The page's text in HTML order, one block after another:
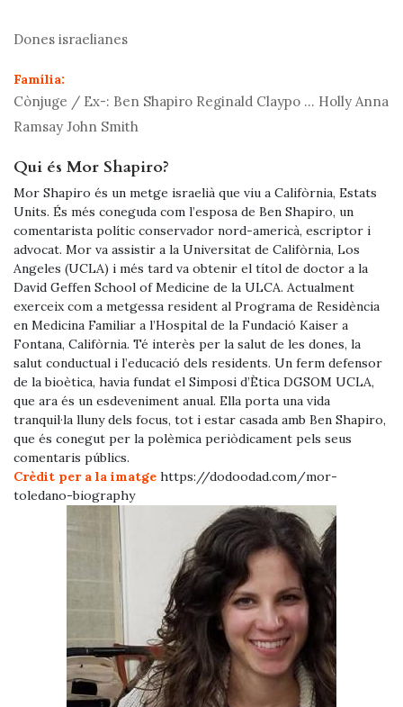
Dones israelianes
Família:
Cònjuge / Ex-: Ben Shapiro Reginald Claypo ... Holly Anna
Ramsay John Smith
Qui és Mor Shapiro?
Mor Shapiro és un metge israelià que viu a Califòrnia, Estats
Units. És més coneguda com l’esposa de Ben Shapiro, un
comentarista polític conservador nord-americà, escriptor i
advocat. Mor va assistir a la Universitat de Califòrnia, Los
Angeles (UCLA) i més tard va obtenir el títol de doctor a la
David Geffen School of Medicine de la ULCA. Actualment
exerceix com a metgessa resident al Programa de Residència
en Medicina Familiar a l’Hospital de la Fundació Kaiser a
Fontana, Califòrnia. Té interès per la salut de les dones, la
salut conductual i l’educació dels residents. Un ferm defensor
de la bioètica, havia fundat el Simposi d’Ètica DGSOM UCLA,
que ara és un esdeveniment anual. Ella porta una vida
tranquil·la lluny dels focus, tot i estar casada amb Ben Shapiro,
que és conegut per la polèmica periòdicament pels seus
comentaris públics.
Crèdit per a la imatge https://dodoodad.com/mor-
toledano-biography